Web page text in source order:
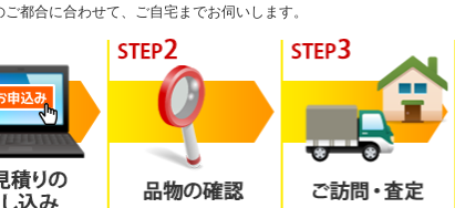
都合に合わせて、ご自宅までお伺いします。